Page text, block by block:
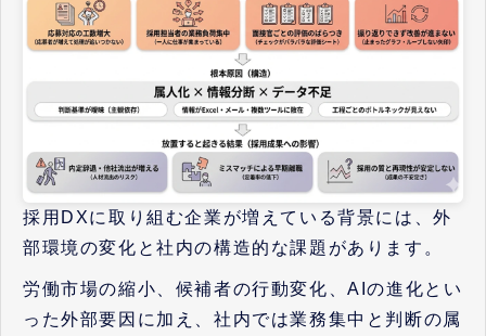
採用DXに取り組む企業が増えている背景には、外
部環境の変化と社内の構造的な課題があります。
労働市場の縮小、候補者の行動変化、AIの進化とい
った外部要因に加え、社内では業務集中と判断の属